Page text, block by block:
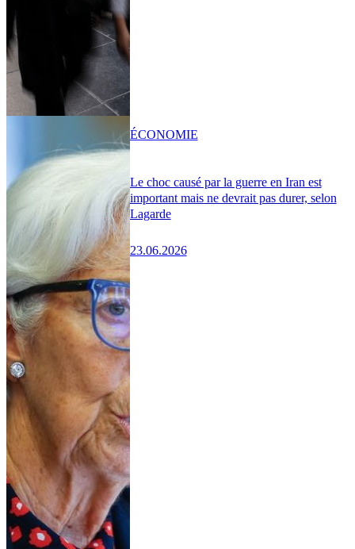
Le choc causé par la guerre en Iran est
important mais ne devrait pas durer, selon
Lagarde
23.06.2026
ÉCONOMIE